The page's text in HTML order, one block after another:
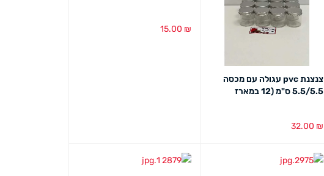
צנצנת pvc עגולה עם מכסה
5.5/5.5 ס"מ (12 במארז
32.00 ₪
15.00 ₪